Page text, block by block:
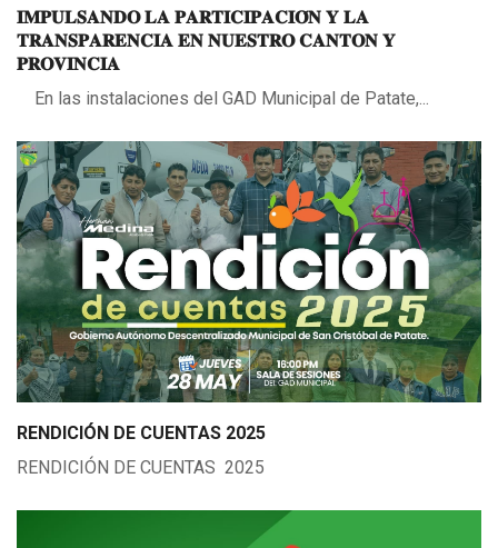
𝐈𝐌𝐏𝐔𝐋𝐒𝐀𝐍𝐃𝐎 𝐋𝐀 𝐏𝐀𝐑𝐓𝐈𝐂𝐈𝐏𝐀𝐂𝐈𝐎́𝐍 𝐘 𝐋𝐀
𝐓𝐑𝐀𝐍𝐒𝐏𝐀𝐑𝐄𝐍𝐂𝐈𝐀 𝐄𝐍 𝐍𝐔𝐄𝐒𝐓𝐑𝐎 𝐂𝐀𝐍𝐓𝐎𝐍 𝐘
𝐏𝐑𝐎𝐕𝐈𝐍𝐂𝐈𝐀
En las instalaciones del GAD Municipal de Patate,...
RENDICIÓN DE CUENTAS 2025
RENDICIÓN DE CUENTAS 2025